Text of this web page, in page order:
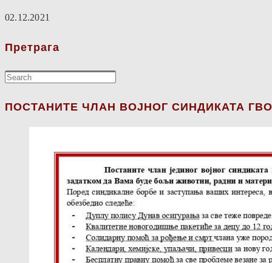
02.12.2021
Претрага
ПОСТАНИТЕ ЧЛАН ВОЈНОГ СИНДИКАТА